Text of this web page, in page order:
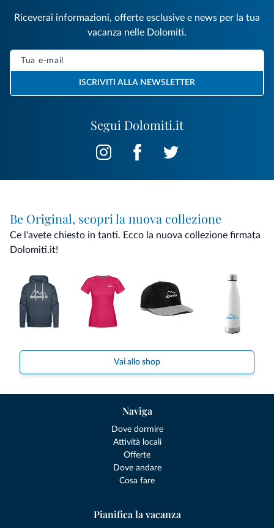
Segui Dolomiti.it
Riceverai informazioni, offerte esclusive e news per la tua
vacanza nelle Dolomiti.
ISCRIVITI ALLA NEWSLETTER
Be Original, scopri la nuova collezione
Ce l'avete chiesto in tanti. Ecco la nuova collezione firmata
Dolomiti.it!
Vai allo shop
Naviga
Dove dormire
Attività locali
Offerte
Dove andare
Cosa fare
Pianifica la vacanza